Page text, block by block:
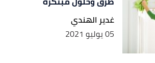
غدير الهندي
05 يوليو 2021